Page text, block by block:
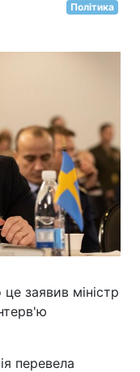
Політика
заявив міністр
перевела